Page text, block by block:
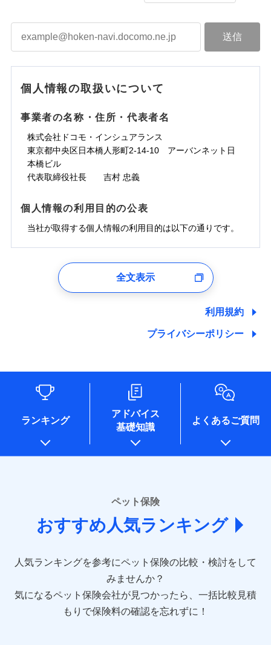
個人情報の取扱いについて
事業者の名称・住所・代表者名
株式会社ドコモ・インシュアランス
東京都中央区日本橋人形町2-14-10 アーバンネット日
本橋ビル
代表取締役社長 吉村 忠義
個人情報の利用目的の公表
当社が取得する個人情報の利用目的は以下の通りです。
ユーザー登録受付および、管理のため
しくは委託を受けている保険会社・提携会社の保険その他に
た維持管理等の委託業務遂行のため、またそれらに付帯、関
各種セミナーの開催のため
コンサルティングサービスの実施のため
アンケートやキャンペーン等の実施のため
上記に係る案内・手続き・管理等付帯業務を行うため
* 当社が委託を受けている保険会社の情報は、保険会社
あいおいニッセイ同和損害保険株式会社
(https://www.aioinissaydowa.co.jp/)
アクサ損害保険株式会社 (https://www.axa-
アニコム損害保険株式会社 (https://www.anicom-
東京海上ダイレクト損害保険株式会社
(https://www.e-design.net/)
AIG損害保険株式会社
全文表示
利用規約
プライバシーポリシー
ランキング
アドバイス
基礎知識
よくあるご質問
ペット保険
おすすめ人気ランキング
人気ランキングを参考にペット保険の比較・検討をして
みませんか？
気になるペット保険会社が見つかったら、一括比較見積
もりで保険料の確認を忘れずに！